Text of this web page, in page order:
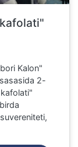
Kalon"
2-